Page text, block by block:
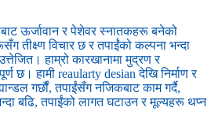
ऊर्जावान र पेशेवर स्नातकहरू बनेको
तीक्ष्ण विचार छ र तपाईंको कल्पना भन्दा
हाम्रो कारखानामा मुद्रण र
छ। हामी reaularty desian देखि निर्माण र
गर्छौं, तपाईंसँग नजिकबाट काम गर्दै,
बढि, तपाईंको लागत घटाउन र मूल्यहरू थप्न